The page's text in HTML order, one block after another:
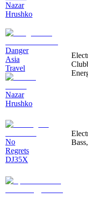
Nazar
Hrushko
Danger
Asia
Travel
Nazar
Hrushko
No
Regrets
DJ35X